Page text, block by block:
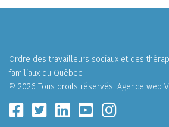
Ordre des travailleurs sociaux et des
familiaux du Québec.
© 2026 Tous droits réservés. Agence web